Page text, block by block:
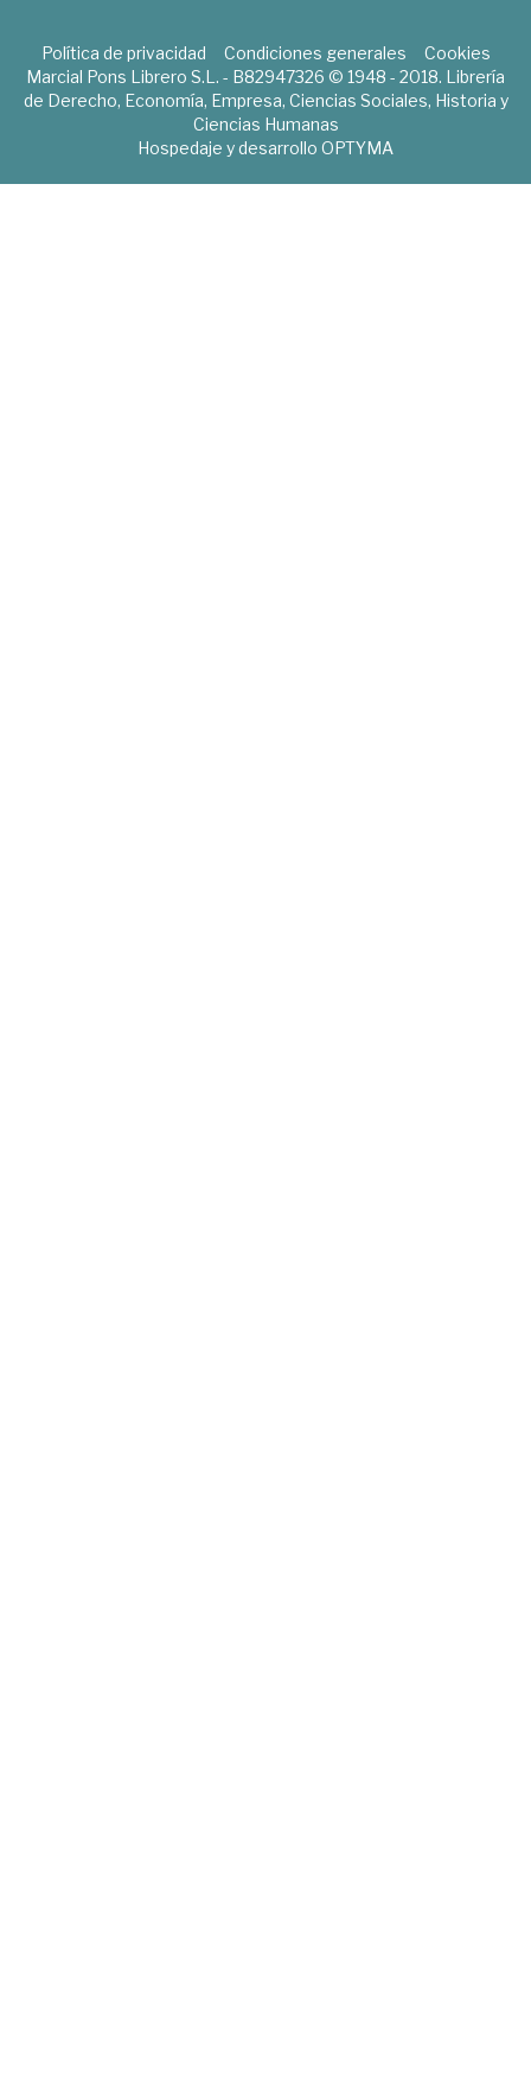
Política de privacidad Condiciones generales
Cookies
Marcial Pons Librero S.L. - B82947326 © 1948 - 2018. Librería
de Derecho, Economía, Empresa, Ciencias Sociales, Historia y
Ciencias Humanas
Hospedaje y desarrollo OPTYMA